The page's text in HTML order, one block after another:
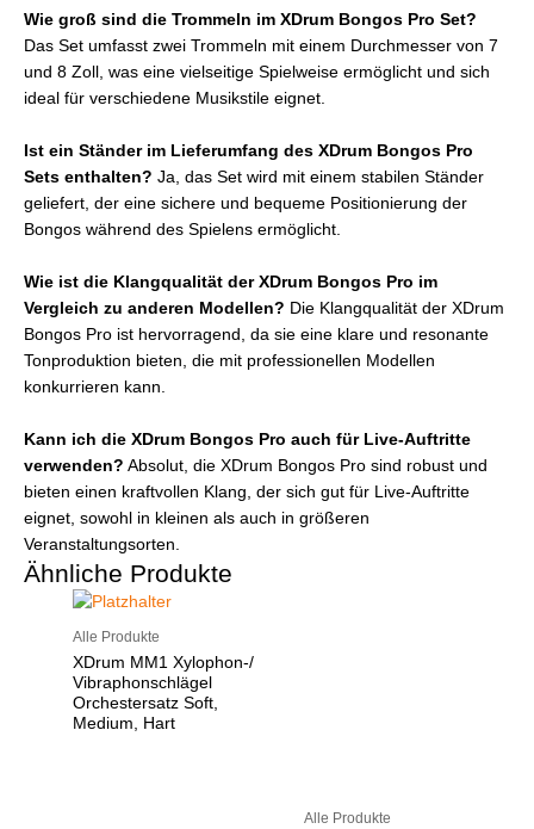
Wie groß sind die Trommeln im XDrum Bongos Pro Set?
Das Set umfasst zwei Trommeln mit einem Durchmesser von 7
und 8 Zoll, was eine vielseitige Spielweise ermöglicht und sich
ideal für verschiedene Musikstile eignet.
Ist ein Ständer im Lieferumfang des XDrum Bongos Pro
Sets enthalten? Ja, das Set wird mit einem stabilen Ständer
geliefert, der eine sichere und bequeme Positionierung der
Bongos während des Spielens ermöglicht.
Wie ist die Klangqualität der XDrum Bongos Pro im
Vergleich zu anderen Modellen? Die Klangqualität der XDrum
Bongos Pro ist hervorragend, da sie eine klare und resonante
Tonproduktion bieten, die mit professionellen Modellen
konkurrieren kann.
Kann ich die XDrum Bongos Pro auch für Live-Auftritte
verwenden? Absolut, die XDrum Bongos Pro sind robust und
bieten einen kraftvollen Klang, der sich gut für Live-Auftritte
eignet, sowohl in kleinen als auch in größeren
Veranstaltungsorten.
Ähnliche Produkte
Alle Produkte
XDrum MM1 Xylophon-/
Vibraphonschlägel
Orchestersatz Soft,
Medium, Hart
Alle Produkte